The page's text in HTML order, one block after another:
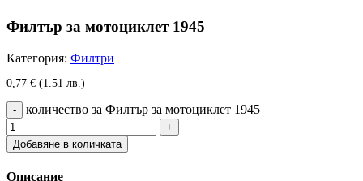
Филтър за мотоциклет 1945
Категория: Филтри
0,77 € (1.51 лв.)
количество за Филтър за мотоциклет 1945
Добавяне в количката
Описание